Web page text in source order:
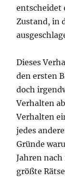
entscheidet
Zustand, in
Dieses
den ersten
doch
Verhalten
Verhalten
jedes
Gründe
Jahren
größte